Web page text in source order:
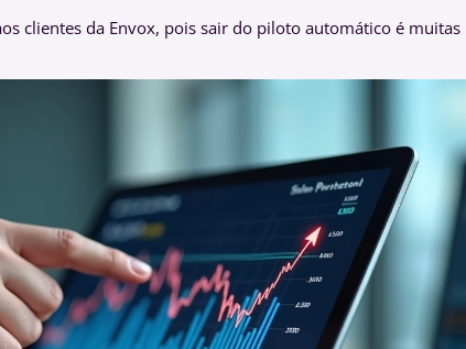
clientes da Envox, pois sair do piloto automático é muitas